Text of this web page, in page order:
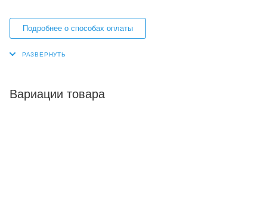
Подробнее о способах оплаты
Вариации товара